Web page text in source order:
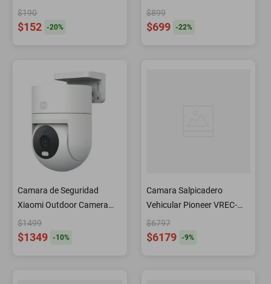
kenda
$190
$152 -20%
microfono led usb
$899
$699 -22%
Camara de Seguridad
Xiaomi Outdoor Camera
CW300
$1499
$1349 -10%
Camara Salpicadero
Vehicular Pioneer VREC-
DZ600 Frontal -Alb
$6797
$6179 -9%